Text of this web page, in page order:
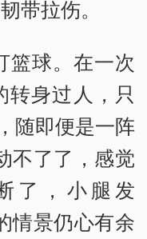
带拉伤。
球。在一次
转身过人，只
随即便是一阵
不了了，感觉
了，小腿发
情景仍心有余